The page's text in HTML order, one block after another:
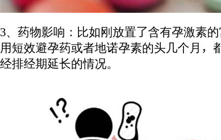
3、药物影响：比如刚放置了含有孕激素
用短效避孕药或者地诺孕素的头几个月，
经排经期延长的情况。